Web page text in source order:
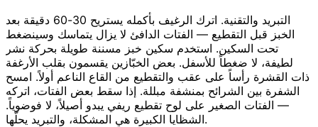
التبريد والتقنية. اترك الرغيف بأكمله يستريح 30-60 دقيقة بعد
الخبز قبل التقطيع — الفتات الدافئ لا يزال يتماسك وسينضغط
تحت السكين. استخدم سكين خبز مسننة طويلة بحركة نشر
لطيفة، لا ضغطاً للأسفل. بعض الخبّازين يقسمون بقلب الأرغفة
ذات القشرة رأساً على عقب والتقطيع من القاع الناعم أولاً. امسح
الشفرة بين الشرائح بمنشفة مبللة. إذا سقط بعض الفتات، اتركه
— الفتات الصغير على لوح تقطيع ريفي يبدو أصيلاً، لا فوضوياً.
الشظايا الكبيرة هي المشكلة، والتبريد يحلّها.